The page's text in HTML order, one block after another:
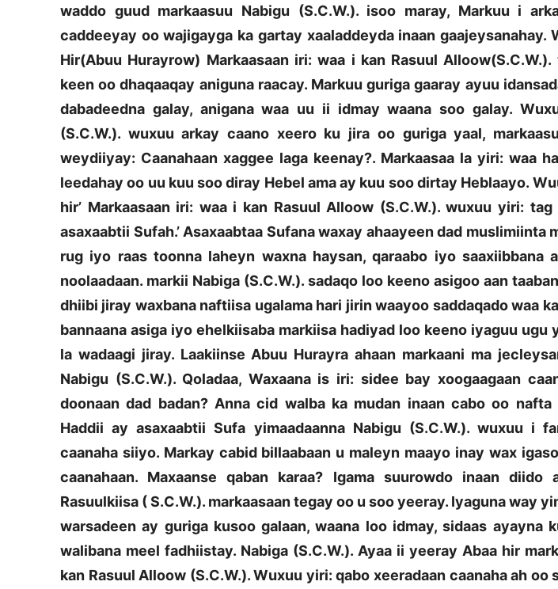
waddo guud markaasuu Nabigu (S.C.W.). isoo maray, Markuu i
caddeeyay oo wajigayga ka gartay xaaladdeyda inaan gaajeysanahay.
Hir(Abuu Hurayrow) Markaasaan iri: waa i kan Rasuul
keen oo dhaqaaqay aniguna raacay. Markuu guriga gaaray ayuu
dabadeedna galay, anigana waa uu ii idmay waana soo galay.
(S.C.W.). wuxuu arkay caano xeero ku jira oo guriga yaal,
weydiiyay: Caanahaan xaggee laga keenay?. Markaasaa la yiri: waa
leedahay oo uu kuu soo diray Hebel ama ay kuu soo dirtay Heblaayo.
hir’ Markaasaan iri: waa i kan Rasuul Alloow (S.C.W.). wuxuu yiri:
asaxaabtii Sufah.’ Asaxaabtaa Sufana waxay ahaayeen dad muslimiinta
rug iyo raas toonna laheyn waxna haysan, qaraabo iyo saaxiibbana
noolaadaan. markii Nabiga (S.C.W.). sadaqo loo keeno asigoo aan
dhiibi jiray waxbana naftiisa ugalama hari jirin waayoo saddaqado waa
bannaana asiga iyo ehelkiisaba markiisa hadiyad loo keeno iyaguu ugu
la wadaagi jiray. Laakiinse Abuu Hurayra ahaan markaani ma
Nabigu (S.C.W.). Qoladaa, Waxaana is iri: sidee bay xoogaagaan
doonaan dad badan? Anna cid walba ka mudan inaan cabo oo nafta
Haddii ay asaxaabtii Sufa yimaadaanna Nabigu (S.C.W.). wuxuu i
caanaha siiyo. Markay cabid billaabaan u maleyn maayo inay wax
caanahaan. Maxaanse qaban karaa? Igama suurowdo inaan diido
Rasuulkiisa ( S.C.W.). markaasaan tegay oo u soo yeeray. Iyaguna way
warsadeen ay guriga kusoo galaan, waana loo idmay, sidaas ayayna
walibana meel fadhiistay. Nabiga (S.C.W.). Ayaa ii yeeray Abaa hir
kan Rasuul Alloow (S.C.W.). Wuxuu yiri: qabo xeeradaan caanaha ah oo